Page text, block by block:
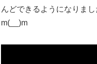
んどできるようになりま
m(__)m